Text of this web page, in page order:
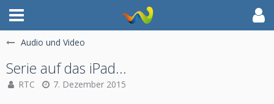
Audio und Video
Serie auf das iPad...
RTC 7. Dezember 2015